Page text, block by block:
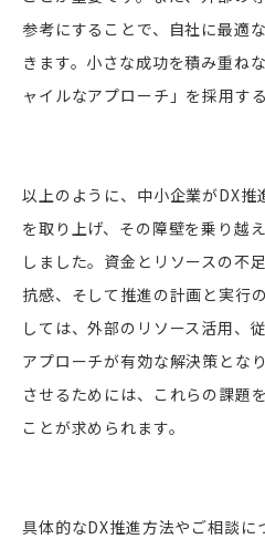
参考にすることで、自社に最適
きます。小さな成功を積み重ね
ャイルなアプローチ」を採用す
以上のように、中小企業がDX
を取り上げ、その障壁を乗り越
しました。資金とリソースの不
抗感、そして推進の計画と実行
しては、外部のリソース活用、
アプローチが有効な解決策とな
させるためには、これらの課題
ことが求められます。
具体的なDX推進方法やご相談に